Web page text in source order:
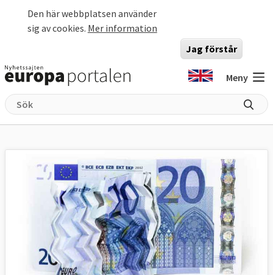
Den här webbplatsen använder
sig av cookies. Mer information
Jag förstår
Meny